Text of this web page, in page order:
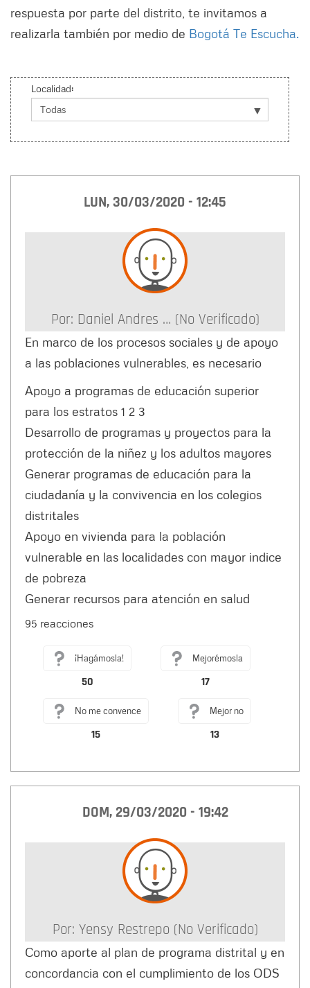
respuesta por parte del distrito, te invitamos a
realizarla también por medio de Bogotá Te Escucha.
Localidad:
LUN, 30/03/2020 - 12:45
Por: Daniel Andres … (no Verificado)
En marco de los procesos sociales y de apoyo
a las poblaciones vulnerables, es necesario
Apoyo a programas de educación superior
para los estratos 1 2 3
Desarrollo de programas y proyectos para la
protección de la niñez y los adultos mayores
Generar programas de educación para la
ciudadanía y la convivencia en los colegios
distritales
Apoyo en vivienda para la población
vulnerable en las localidades con mayor indice
de pobreza
Generar recursos para atención en salud
95 reacciones
¡Hagámosla!
50
Mejorémosla
17
No me convence
15
Mejor no
13
DOM, 29/03/2020 - 19:42
Por: Yensy Restrepo (no Verificado)
Como aporte al plan de programa distrital y en
concordancia con el cumplimiento de los ODS